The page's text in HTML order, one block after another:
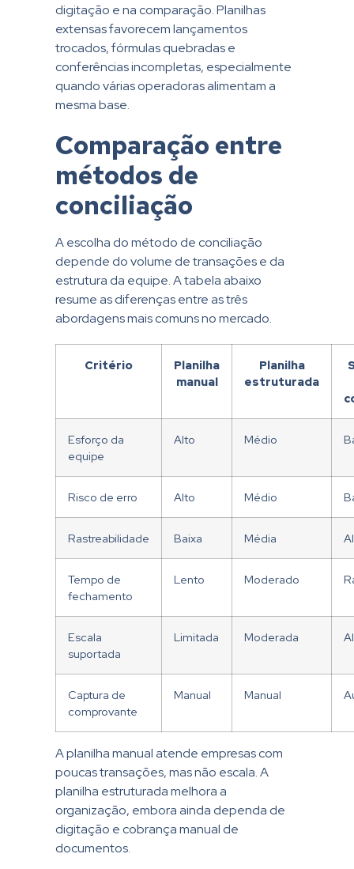
digitação e na comparação. Planilhas
extensas favorecem lançamentos
trocados, fórmulas quebradas e
conferências incompletas, especialmente
quando várias operadoras alimentam a
mesma base.
Comparação entre
métodos de
conciliação
A escolha do método de conciliação
depende do volume de transações e da
estrutura da equipe. A tabela abaixo
resume as diferenças entre as três
abordagens mais comuns no mercado.
Critério
Planilha
manual
Planilha
estruturada
Esforço da
equipe
Alto Médio
Risco de erro Alto Médio
Rastreabilidade Baixa Média
Tempo de
fechamento
Lento Moderado
Escala
suportada
Limitada Moderada
Captura de
comprovante
Manual Manual
A planilha manual atende empresas com
poucas transações, mas não escala. A
planilha estruturada melhora a
organização, embora ainda dependa de
digitação e cobrança manual de
documentos.